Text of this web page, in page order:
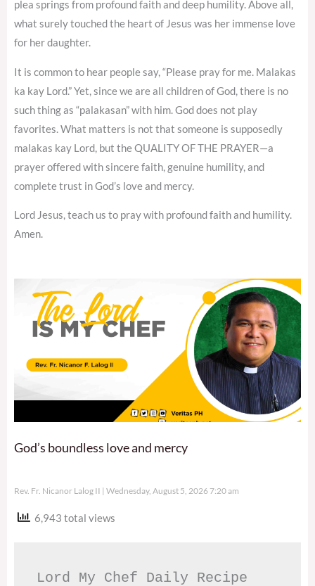
plea springs from profound faith and deep humility. Above all,
what surely touched the heart of Jesus was her immense love
for her daughter.
It is common to hear people say, “Please pray for me. Malakas
ka kay Lord.” Yet, since we are all children of God, there is no
such thing as “palakasan” with him. God does not play
favorites. What matters is not that someone is supposedly
malakas kay Lord, but the QUALITY OF THE PRAYER—a
prayer offered with sincere faith, genuine humility, and
complete trust in God’s love and mercy.
Lord Jesus, teach us to pray with profound faith and humility.
Amen.
God’s boundless love and mercy
Rev. Fr. Nicanor Lalog II Wednesday, August 5, 2026 7:20 am
6,943 total views
Lord My Chef Daily Recipe